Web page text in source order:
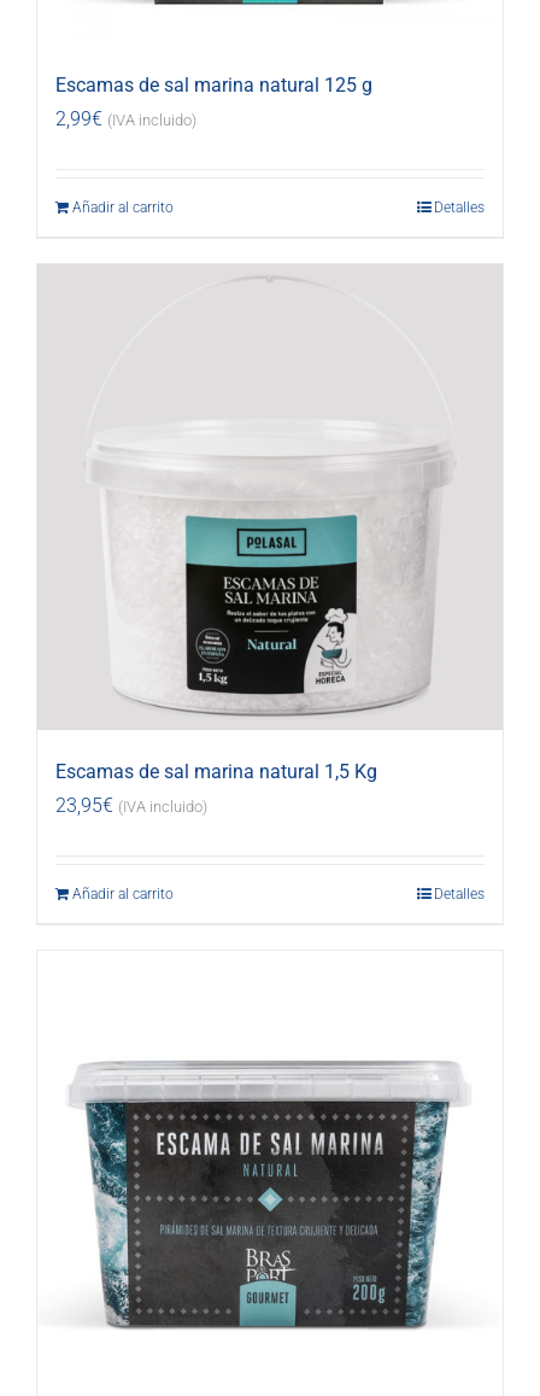
Escamas de sal marina natural 125 g
2,99€ (IVA incluido)
Añadir al carrito Detalles
Escamas de sal marina natural 1,5 Kg
23,95€ (IVA incluido)
Añadir al carrito Detalles